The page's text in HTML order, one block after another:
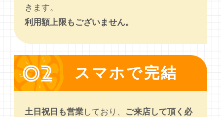
きます。
利用額上限もございません。
スマホで完結
土日祝日も営業しており、 ご来店して頂く必